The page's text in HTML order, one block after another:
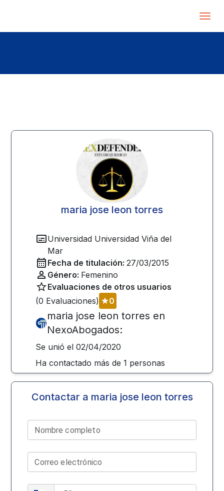
maria jose leon torres
Universidad Universidad Viña del
Mar
Fecha de titulación: 27/03/2015
Género: Femenino
Evaluaciones de otros usuarios
(0 Evaluaciones) 0
maria jose leon torres en
NexoAbogados:
Se unió el 02/04/2020
Ha contactado más de1 personas
Contactar a maria jose leon torres
Nombre completo
Correo electrónico